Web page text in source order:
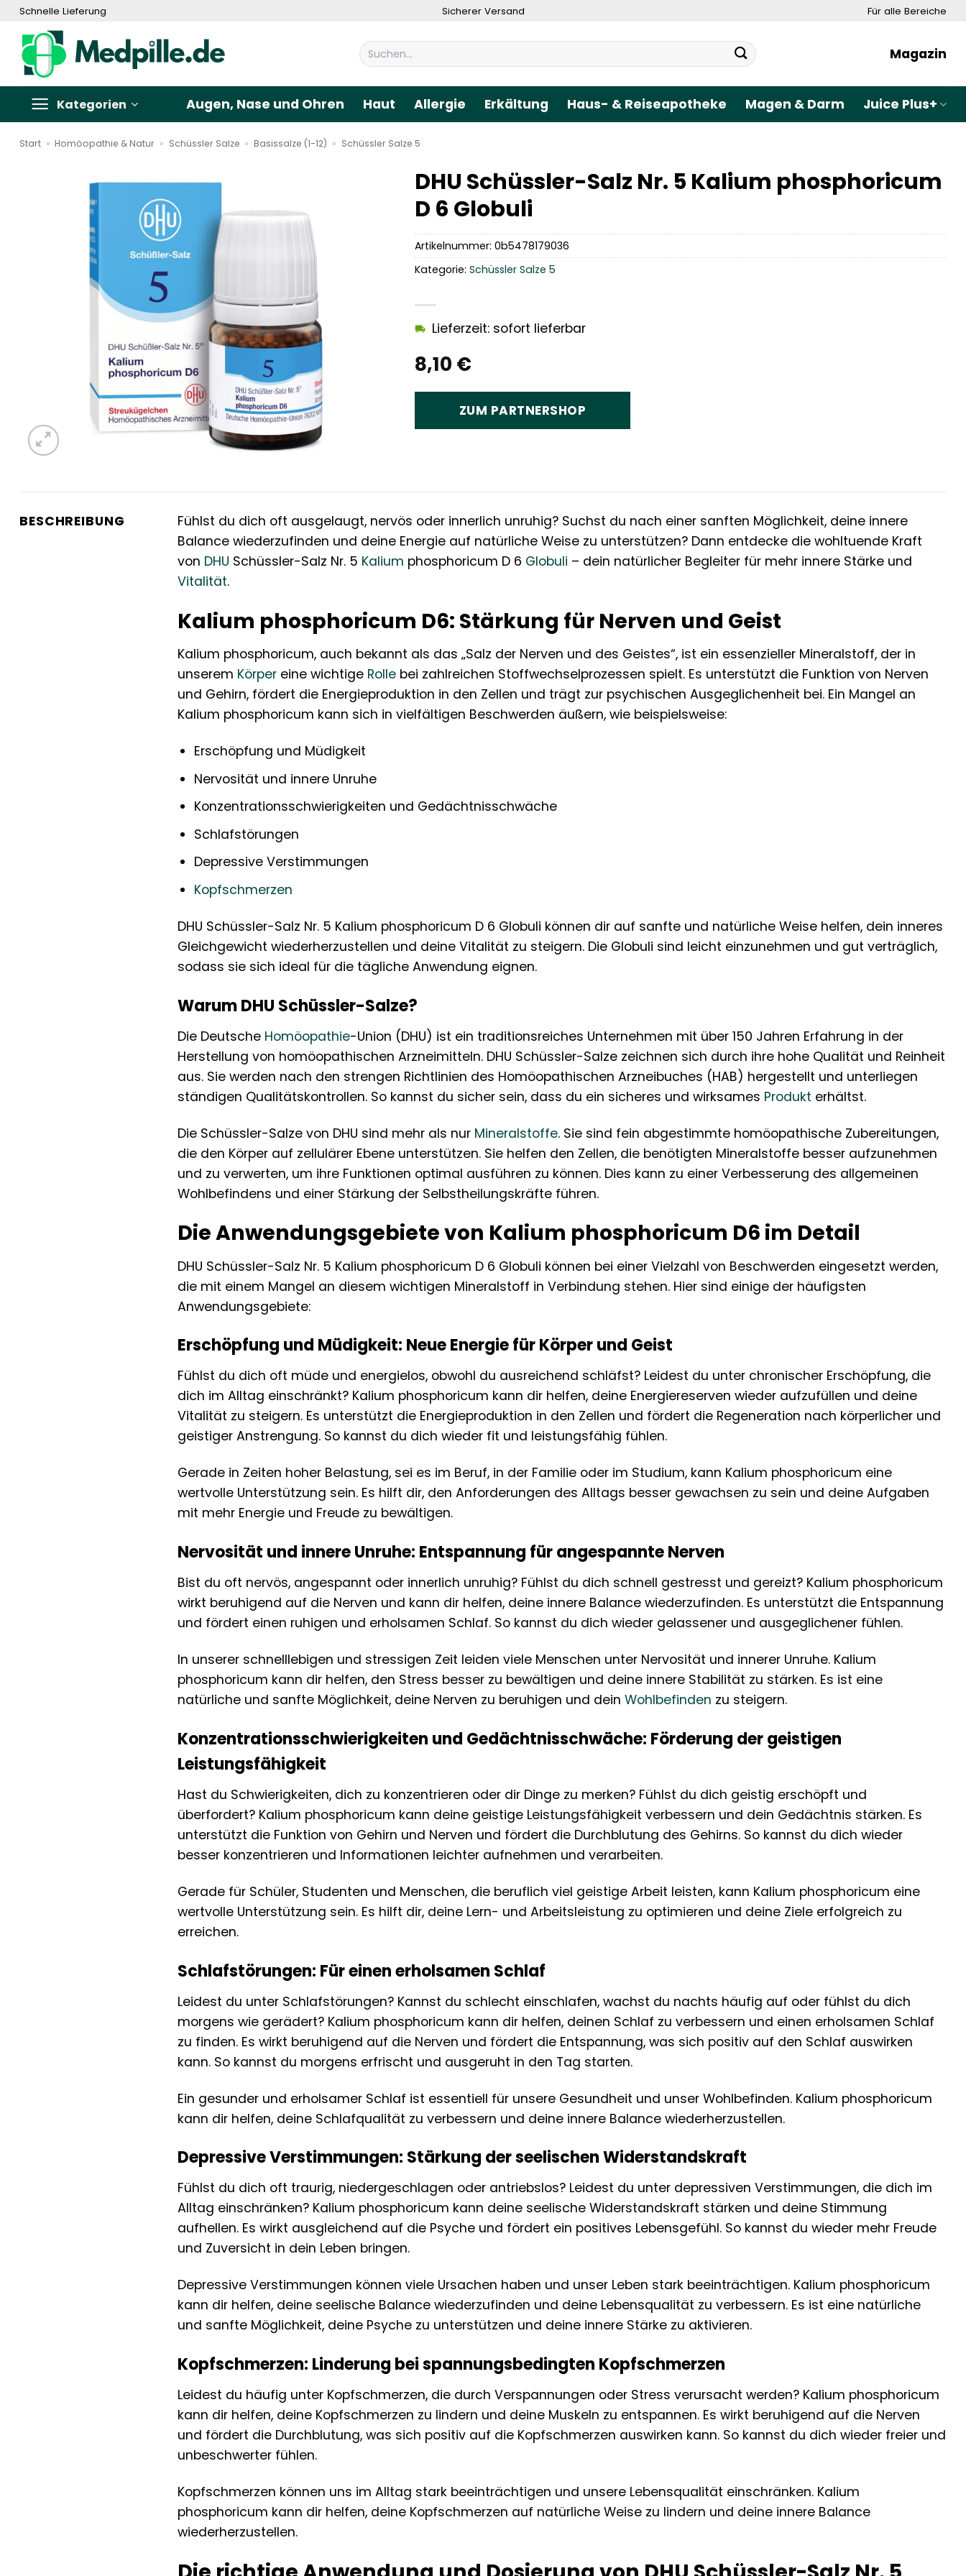
Zum
springen
Schnelle Lieferung Sicherer Versand Für alle Bereiche
Suchen
nach:
Magazin
Kategorien Augen, Nase und Ohren Haut Allergie Erkältung Haus- & Reiseapotheke Magen & Darm Juice Plus+
Start » Homöopathie & Natur » Schüssler Salze » Basissalze (1-12) » Schüssler Salze 5
DHU Schüssler-Salz Nr. 5 Kalium phosphoricum
D 6 Globuli
8,10 €
Lieferzeit: sofort lieferbar
ZUM PARTNERSHOP
Artikelnummer: 0b5478179036
Kategorie: Schüssler Salze 5
BESCHREIBUNG
Fühlst du dich oft ausgelaugt, nervös oder innerlich unruhig? Suchst du nach einer sanften Möglichkeit, deine innere
Balance wiederzufinden und deine Energie auf natürliche Weise zu unterstützen? Dann entdecke die wohltuende Kraft
von DHU Schüssler-Salz Nr. 5 Kalium phosphoricum D 6 Globuli – dein natürlicher Begleiter für mehr innere Stärke und
Vitalität.
Kalium phosphoricum D6: Stärkung für Nerven und Geist
Kalium phosphoricum, auch bekannt als das „Salz der Nerven und des Geistes“, ist ein essenzieller Mineralstoff, der in
unserem Körper eine wichtige Rolle bei zahlreichen Stoffwechselprozessen spielt. Es unterstützt die Funktion von Nerven
und Gehirn, fördert die Energieproduktion in den Zellen und trägt zur psychischen Ausgeglichenheit bei. Ein Mangel an
Kalium phosphoricum kann sich in vielfältigen Beschwerden äußern, wie beispielsweise:
Erschöpfung und Müdigkeit
Nervosität und innere Unruhe
Konzentrationsschwierigkeiten und Gedächtnisschwäche
Schlafstörungen
Depressive Verstimmungen
Kopfschmerzen
DHU Schüssler-Salz Nr. 5 Kalium phosphoricum D 6 Globuli können dir auf sanfte und natürliche Weise helfen, dein inneres
Gleichgewicht wiederherzustellen und deine Vitalität zu steigern. Die Globuli sind leicht einzunehmen und gut verträglich,
sodass sie sich ideal für die tägliche Anwendung eignen.
Warum DHU Schüssler-Salze?
Die Deutsche Homöopathie-Union (DHU) ist ein traditionsreiches Unternehmen mit über 150 Jahren Erfahrung in der
Herstellung von homöopathischen Arzneimitteln. DHU Schüssler-Salze zeichnen sich durch ihre hohe Qualität und Reinheit
aus. Sie werden nach den strengen Richtlinien des Homöopathischen Arzneibuches (HAB) hergestellt und unterliegen
ständigen Qualitätskontrollen. So kannst du sicher sein, dass du ein sicheres und wirksames Produkt erhältst.
Die Schüssler-Salze von DHU sind mehr als nur Mineralstoffe. Sie sind fein abgestimmte homöopathische Zubereitungen,
die den Körper auf zellulärer Ebene unterstützen. Sie helfen den Zellen, die benötigten Mineralstoffe besser aufzunehmen
und zu verwerten, um ihre Funktionen optimal ausführen zu können. Dies kann zu einer Verbesserung des allgemeinen
Wohlbefindens und einer Stärkung der Selbstheilungskräfte führen.
Die Anwendungsgebiete von Kalium phosphoricum D6 im Detail
DHU Schüssler-Salz Nr. 5 Kalium phosphoricum D 6 Globuli können bei einer Vielzahl von Beschwerden eingesetzt werden,
die mit einem Mangel an diesem wichtigen Mineralstoff in Verbindung stehen. Hier sind einige der häufigsten
Anwendungsgebiete:
Erschöpfung und Müdigkeit: Neue Energie für Körper und Geist
Fühlst du dich oft müde und energielos, obwohl du ausreichend schläfst? Leidest du unter chronischer Erschöpfung, die
dich im Alltag einschränkt? Kalium phosphoricum kann dir helfen, deine Energiereserven wieder aufzufüllen und deine
Vitalität zu steigern. Es unterstützt die Energieproduktion in den Zellen und fördert die Regeneration nach körperlicher und
geistiger Anstrengung. So kannst du dich wieder fit und leistungsfähig fühlen.
Gerade in Zeiten hoher Belastung, sei es im Beruf, in der Familie oder im Studium, kann Kalium phosphoricum eine
wertvolle Unterstützung sein. Es hilft dir, den Anforderungen des Alltags besser gewachsen zu sein und deine Aufgaben
mit mehr Energie und Freude zu bewältigen.
Nervosität und innere Unruhe: Entspannung für angespannte Nerven
Bist du oft nervös, angespannt oder innerlich unruhig? Fühlst du dich schnell gestresst und gereizt? Kalium phosphoricum
wirkt beruhigend auf die Nerven und kann dir helfen, deine innere Balance wiederzufinden. Es unterstützt die Entspannung
und fördert einen ruhigen und erholsamen Schlaf. So kannst du dich wieder gelassener und ausgeglichener fühlen.
In unserer schnelllebigen und stressigen Zeit leiden viele Menschen unter Nervosität und innerer Unruhe. Kalium
phosphoricum kann dir helfen, den Stress besser zu bewältigen und deine innere Stabilität zu stärken. Es ist eine
natürliche und sanfte Möglichkeit, deine Nerven zu beruhigen und dein Wohlbefinden zu steigern.
Konzentrationsschwierigkeiten und Gedächtnisschwäche: Förderung der geistigen
Leistungsfähigkeit
Hast du Schwierigkeiten, dich zu konzentrieren oder dir Dinge zu merken? Fühlst du dich geistig erschöpft und
überfordert? Kalium phosphoricum kann deine geistige Leistungsfähigkeit verbessern und dein Gedächtnis stärken. Es
unterstützt die Funktion von Gehirn und Nerven und fördert die Durchblutung des Gehirns. So kannst du dich wieder
besser konzentrieren und Informationen leichter aufnehmen und verarbeiten.
Gerade für Schüler, Studenten und Menschen, die beruflich viel geistige Arbeit leisten, kann Kalium phosphoricum eine
wertvolle Unterstützung sein. Es hilft dir, deine Lern- und Arbeitsleistung zu optimieren und deine Ziele erfolgreich zu
erreichen.
Schlafstörungen: Für einen erholsamen Schlaf
Leidest du unter Schlafstörungen? Kannst du schlecht einschlafen, wachst du nachts häufig auf oder fühlst du dich
morgens wie gerädert? Kalium phosphoricum kann dir helfen, deinen Schlaf zu verbessern und einen erholsamen Schlaf
zu finden. Es wirkt beruhigend auf die Nerven und fördert die Entspannung, was sich positiv auf den Schlaf auswirken
kann. So kannst du morgens erfrischt und ausgeruht in den Tag starten.
Ein gesunder und erholsamer Schlaf ist essentiell für unsere Gesundheit und unser Wohlbefinden. Kalium phosphoricum
kann dir helfen, deine Schlafqualität zu verbessern und deine innere Balance wiederherzustellen.
Depressive Verstimmungen: Stärkung der seelischen Widerstandskraft
Fühlst du dich oft traurig, niedergeschlagen oder antriebslos? Leidest du unter depressiven Verstimmungen, die dich im
Alltag einschränken? Kalium phosphoricum kann deine seelische Widerstandskraft stärken und deine Stimmung
aufhellen. Es wirkt ausgleichend auf die Psyche und fördert ein positives Lebensgefühl. So kannst du wieder mehr Freude
und Zuversicht in dein Leben bringen.
Depressive Verstimmungen können viele Ursachen haben und unser Leben stark beeinträchtigen. Kalium phosphoricum
kann dir helfen, deine seelische Balance wiederzufinden und deine Lebensqualität zu verbessern. Es ist eine natürliche
und sanfte Möglichkeit, deine Psyche zu unterstützen und deine innere Stärke zu aktivieren.
Kopfschmerzen: Linderung bei spannungsbedingten Kopfschmerzen
Leidest du häufig unter Kopfschmerzen, die durch Verspannungen oder Stress verursacht werden? Kalium phosphoricum
kann dir helfen, deine Kopfschmerzen zu lindern und deine Muskeln zu entspannen. Es wirkt beruhigend auf die Nerven
und fördert die Durchblutung, was sich positiv auf die Kopfschmerzen auswirken kann. So kannst du dich wieder freier und
unbeschwerter fühlen.
Kopfschmerzen können uns im Alltag stark beeinträchtigen und unsere Lebensqualität einschränken. Kalium
phosphoricum kann dir helfen, deine Kopfschmerzen auf natürliche Weise zu lindern und deine innere Balance
wiederherzustellen.